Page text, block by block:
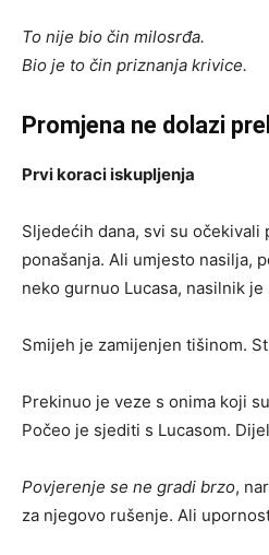
To nije bio čin milosrđa.
Bio je to čin priznanja krivice.
Promjena ne dolazi
Prvi koraci iskupljenja
Sljedećih dana, svi su očekivali
ponašanja. Ali umjesto nasilja,
neko gurnuo Lucasa, nasilnik
Smijeh je zamijenjen tišinom.
Prekinuo je veze s onima koji
Počeo je sjediti s Lucasom.
Povjerenje se ne gradi brzo,
za njegovo rušenje. Ali